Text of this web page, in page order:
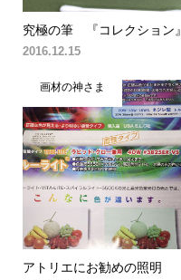
究極の筆 『コレクション』
2016.12.15
画材の神さま
アトリエにお勧めの照明